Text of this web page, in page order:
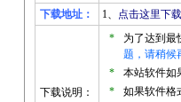
下载地址：
1、 点击这里下
下载说明：
*
为了达到最
题，请稍候
*
本站软件如
*
如果软件格